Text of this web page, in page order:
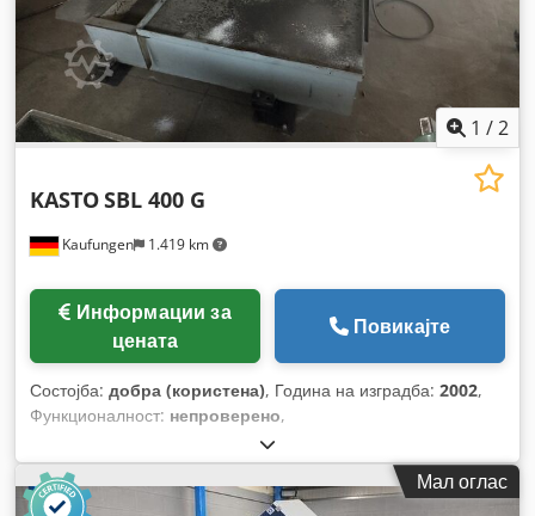
1 /2
Kaufungen 1.419 km
KASTOSBL 400 G
цената
Повикајте
Состојба: добра (користена), Година на изградба: 2002,
Функционалност: непроверено,
Мал оглас